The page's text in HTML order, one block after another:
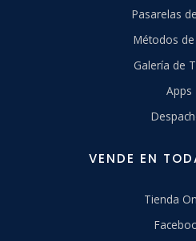
Pasarelas
Métodos de
Galería de
Apps
VENDE EN
Tienda